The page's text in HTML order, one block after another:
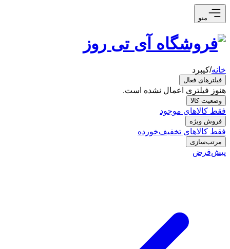
منو
خانه/کیبرد
فیلترهای فعال
هنوز فیلتری اعمال نشده است.
وضعیت کالا
فقط کالاهای موجود
فروش ویژه
فقط کالاهای تخفیف‌خورده
مرتب‌سازی
پیش‌فرض